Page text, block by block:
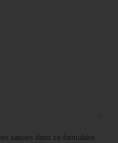
saisies dans ce formulaire